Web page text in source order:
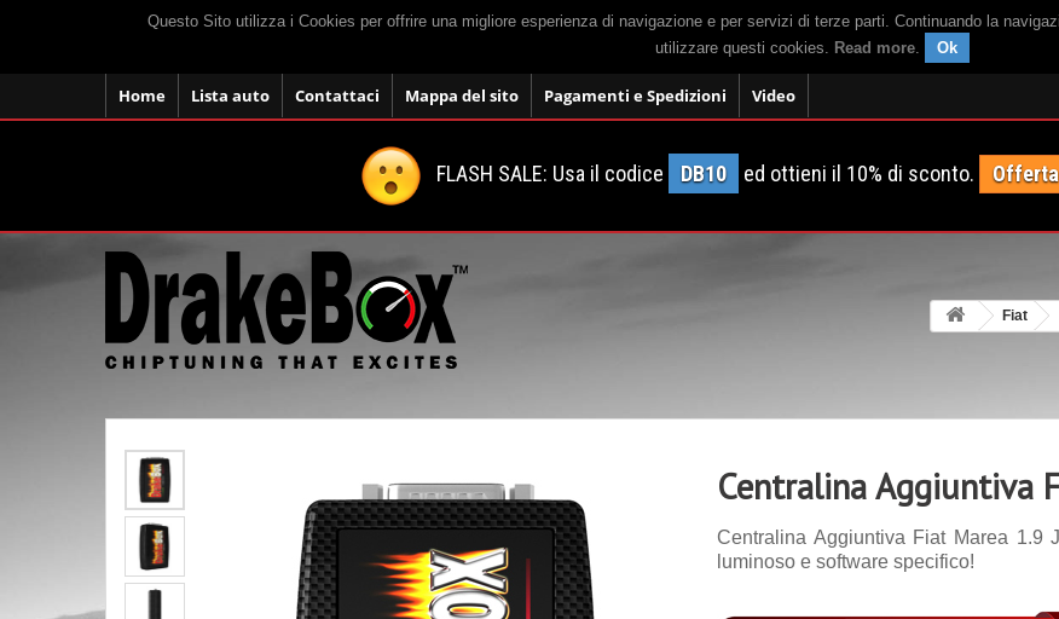
Questo Sito utilizza i Cookies per offrire una migliore esperienza di navigazione e per servizi di terze parti. Continuando la
utilizzare questi cookies. Read more. Ok
Home Lista auto Contattaci Mappa del sito Pagamenti e Spedizioni Video
FLASH SALE: Usa il codice DB10 ed ottieni il 10% di sconto.
Fiat
Centralina Aggiuntiva
Centralina Aggiuntiva Fiat Marea 1.9
luminoso e software specifico!